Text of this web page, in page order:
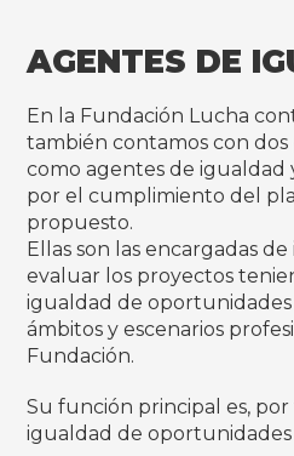
AGENTES DE
En la Fundación Lucha
también contamos con dos
como agentes de igualdad
por el cumplimiento del
propuesto.
Ellas son las encargadas
evaluar los proyectos
igualdad de oportunidades
ámbitos y escenarios
Fundación.
Su función principal es,
igualdad de oportunidades